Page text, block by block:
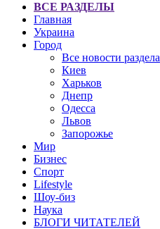
ВСЕ РАЗДЕЛЫ
Главная
Украина
Город
Все новости раздела
Киев
Харьков
Днепр
Одесса
Львов
Запорожье
Мир
Бизнес
Спорт
Lifestyle
Шоу-биз
Наука
БЛОГИ ЧИТАТЕЛЕЙ